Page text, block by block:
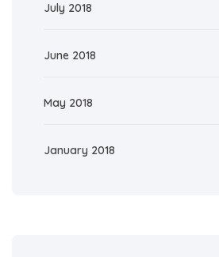
July 2018
June 2018
May 2018
January 2018